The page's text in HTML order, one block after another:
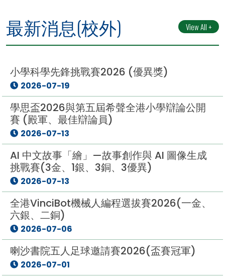
最新消息(校外) View All +
小學科學先鋒挑戰賽2026 (優異獎)
2026-07-19
學思盃2026與第五屆希聲全港小學辯論公開
賽 (殿軍、最佳辯論員)
2026-07-13
AI 中文故事「繪」—故事創作與 AI 圖像生成
挑戰賽(3金、1銀、3銅、3優異)
2026-07-13
全港VinciBot機械人編程選拔賽2026(一金、
六銀、二銅)
2026-07-06
喇沙書院五人足球邀請賽2026(盃賽冠軍)
2026-07-01